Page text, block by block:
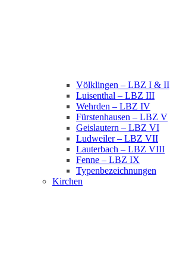
Völklingen – LBZ I & II
Luisenthal – LBZ III
Wehrden – LBZ IV
Fürstenhausen – LBZ V
Geislautern – LBZ VI
Ludweiler – LBZ VII
Lauterbach – LBZ VIII
Fenne – LBZ IX
Typenbezeichnungen
Kirchen